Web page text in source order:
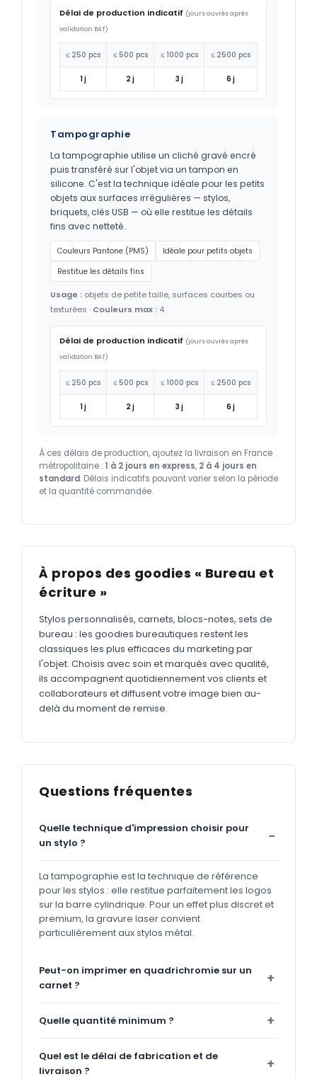
Délai de production indicatif (jours ouvrés après
validation BAT)
≤ 250 pcs ≤ 500 pcs ≤ 1000 pcs ≤ 2500 pcs
1 j 2 j 3 j 6 j
Tampographie
La tampographie utilise un cliché gravé encré
puis transféré sur l'objet via un tampon en
silicone. C'est la technique idéale pour les petits
objets aux surfaces irrégulières — stylos,
briquets, clés USB — où elle restitue les détails
fins avec netteté.
Couleurs Pantone (PMS)
Idéale pour petits objets
Restitue les détails fins
Usage : objets de petite taille, surfaces courbes ou
texturées · Couleurs max : 4
Délai de production indicatif (jours ouvrés après
validation BAT)
≤ 250 pcs ≤ 500 pcs ≤ 1000 pcs ≤ 2500 pcs
1 j 2 j 3 j 6 j
À ces délais de production, ajoutez la livraison en France
métropolitaine : 1 à 2 jours en express, 2 à 4 jours en
standard. Délais indicatifs pouvant varier selon la période
et la quantité commandée.
À propos des goodies « Bureau et
écriture »
Stylos personnalisés, carnets, blocs-notes, sets de
bureau : les goodies bureautiques restent les
classiques les plus efficaces du marketing par
l'objet. Choisis avec soin et marqués avec qualité,
ils accompagnent quotidiennement vos clients et
collaborateurs et diffusent votre image bien au-
delà du moment de remise.
Questions fréquentes
Quelle technique d'impression choisir pour
un stylo ?
La tampographie est la technique de référence
pour les stylos : elle restitue parfaitement les logos
sur la barre cylindrique. Pour un effet plus discret et
premium, la gravure laser convient
particulièrement aux stylos métal.
Peut-on imprimer en quadrichromie sur un
carnet ?
Quelle quantité minimum ?
Quel est le délai de fabrication et de
livraison ?